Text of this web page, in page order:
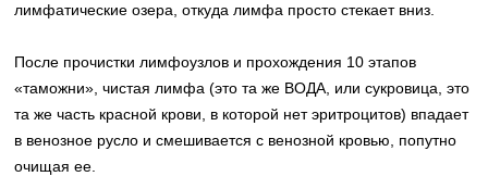
лимфатические озера, откуда лимфа просто стекает вниз.
После прочистки лимфоузлов и прохождения 10 этапов
«таможни», чистая лимфа (это та же ВОДА, или сукровица, это
та же часть красной крови, в которой нет эритроцитов) впадает
в венозное русло и смешивается с венозной кровью, попутно
очищая ее.